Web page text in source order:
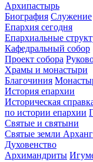
Архипастырь
Биография Служение
Епархия сегодня
Епархиальные
Кафедральный собор
Проект собора
Храмы и монастыри
Благочиния
История епархии
Историческая
по истории епархии
Святые и святыни
Святые земли
Духовенство
Архимандриты